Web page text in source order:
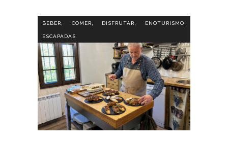
BEBER COMER DISFRUTAR ENOTURISMO
ESCAPADAS